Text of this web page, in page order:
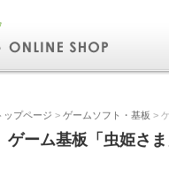
ップページ > ゲームソフト・基板 >
ゲーム基板「虫姫さ